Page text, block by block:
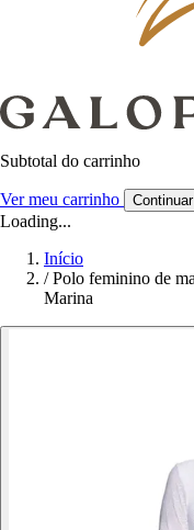
Subtotal do carrinho
Ver meu carrinho
Loading...
Início
/ Polo feminino de
Marina